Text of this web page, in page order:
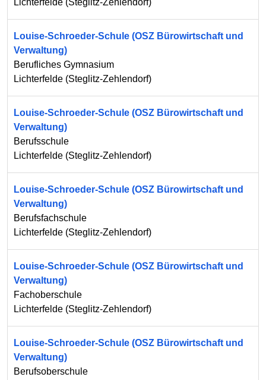
Lichterfelde (Steglitz-Zehlendorf)
Louise-Schroeder-Schule (OSZ Bürowirtschaft und
Verwaltung)
Berufliches Gymnasium
Lichterfelde (Steglitz-Zehlendorf)
Louise-Schroeder-Schule (OSZ Bürowirtschaft und
Verwaltung)
Berufsschule
Lichterfelde (Steglitz-Zehlendorf)
Louise-Schroeder-Schule (OSZ Bürowirtschaft und
Verwaltung)
Berufsfachschule
Lichterfelde (Steglitz-Zehlendorf)
Louise-Schroeder-Schule (OSZ Bürowirtschaft und
Verwaltung)
Fachoberschule
Lichterfelde (Steglitz-Zehlendorf)
Louise-Schroeder-Schule (OSZ Bürowirtschaft und
Verwaltung)
Berufsoberschule